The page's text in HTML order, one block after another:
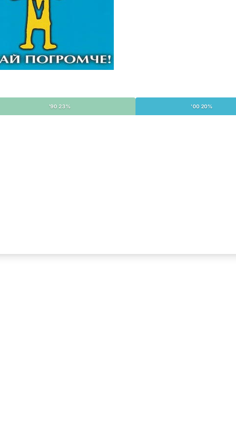
'90 23% '00 20%